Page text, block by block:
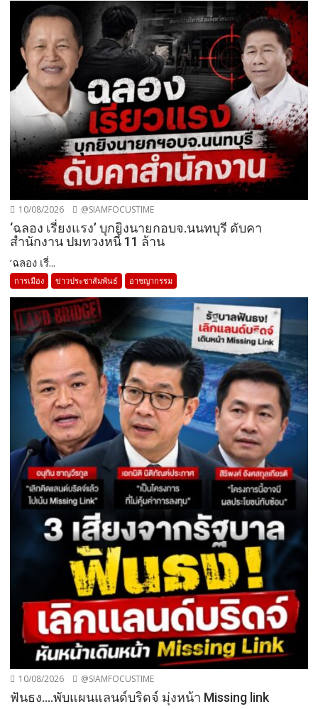
10/08/2026 @SIAMFOCUSTIME
‘ฉลอง เรี่ยงแรง’ บุกยิงนายกอบจ.นนทบุรี ดับคา
สำนักงาน ปมทวงหนี้ 11 ล้าน
‘ฉลอง เรี่...
การเมือง ข่าวประชาสัมพันธ์ อาชญากรรม
10/08/2026 @SIAMFOCUSTIME
ฟันธง….พับแผนแลนด์บริดจ์ มุ่งหน้า Missing link